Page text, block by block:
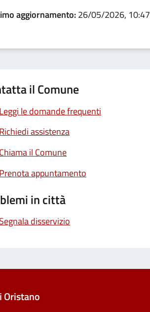
aggiornamento:26/05/2026, 10:47
il Comune
Leggi le domande frequenti
Richiedi assistenza
Chiama il Comune
Prenota appuntamento
in città
Segnala disservizio
Oristano